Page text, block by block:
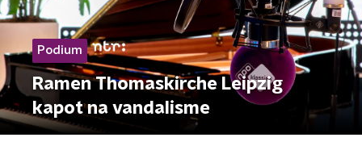
Podium
Ramen Thomaskirche Leipzig
kapot na vandalisme